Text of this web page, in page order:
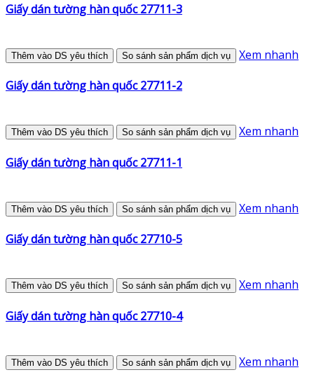
Giấy dán tường hàn quốc 27711-3
Thêm vào DS yêu thích So sánh sản phẩm dịch vụ Xem nhanh
Giấy dán tường hàn quốc 27711-2
Thêm vào DS yêu thích So sánh sản phẩm dịch vụ Xem nhanh
Giấy dán tường hàn quốc 27711-1
Thêm vào DS yêu thích So sánh sản phẩm dịch vụ Xem nhanh
Giấy dán tường hàn quốc 27710-5
Thêm vào DS yêu thích So sánh sản phẩm dịch vụ Xem nhanh
Giấy dán tường hàn quốc 27710-4
Thêm vào DS yêu thích So sánh sản phẩm dịch vụ Xem nhanh